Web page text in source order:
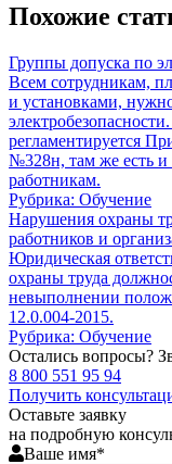
Похожие
Группы допуска по
Всем сотрудникам,
и установками,
регламентируется
№328н, там же есть и
работникам.
Рубрика: Обучение
Нарушения охраны
работников и
Юридическая
охраны труда
невыполнении
12.0.004-2015.
Рубрика: Обучение
Остались вопросы?
8 800 551 95 94
Получить
Оставьте заявку
на подробную
Ваше имя*